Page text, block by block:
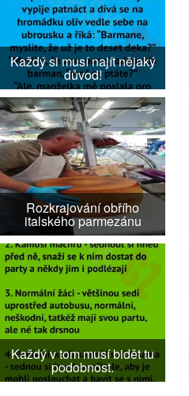
Každý si musí najít nějaký
důvod!
Rozkrajování obřího
italského parmezánu
Každý v tom musí bidět tu
podobnost.